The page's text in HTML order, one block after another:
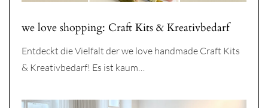
we love shopping: Craft Kits & Kreativbedarf
Entdeckt die Vielfalt der we love handmade Craft Kits
& Kreativbedarf! Es ist kaum…